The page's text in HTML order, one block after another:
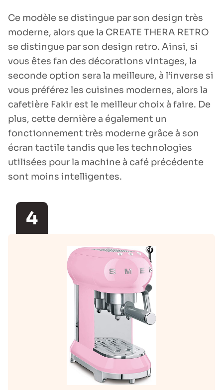
Ce modèle se distingue par son design très
moderne, alors que la CREATE THERA RETRO
se distingue par son design retro. Ainsi, si
vous êtes fan des décorations vintages, la
seconde option sera la meilleure, à l’inverse si
vous préférez les cuisines modernes, alors la
cafetière Fakir est le meilleur choix à faire. De
plus, cette dernière a également un
fonctionnement très moderne grâce à son
écran tactile tandis que les technologies
utilisées pour la machine à café précédente
sont moins intelligentes.
4